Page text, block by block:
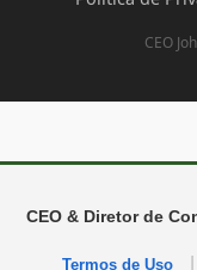
CEO
CEO & Diretor de
Termos de Uso